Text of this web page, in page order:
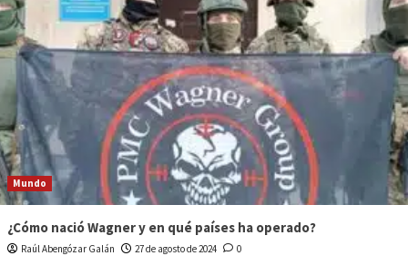
Mundo
¿Cómo nació Wagner y en qué países ha operado?
Raúl Abengózar Galán 27 de agosto de 2024 0